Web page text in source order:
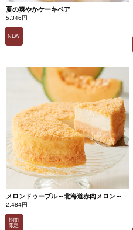
夏の爽やかケーキペア
5,346円
NEW
メロンドゥーブル～北海道赤肉メロン～
2,484円
期間
限定